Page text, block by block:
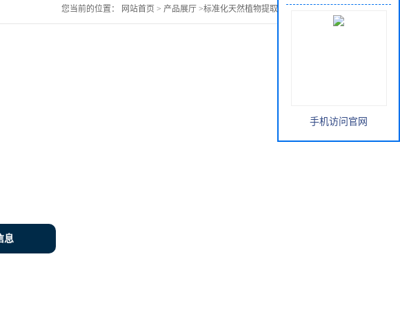
您当前的位置： 网站首页 > 产品展厅 >标准化天然植物提取物
息
手机访问官网